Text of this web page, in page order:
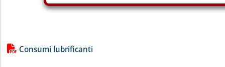
Lista allegati PDF alla notizia
Consumi lubrificanti